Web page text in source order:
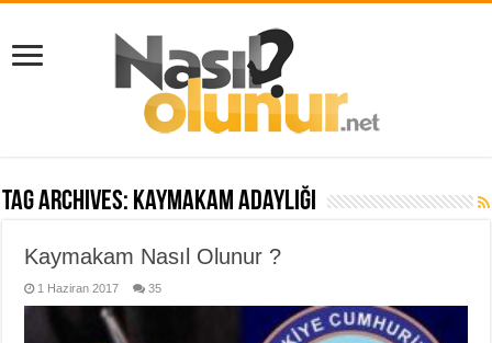
Tag Archives: kaymakam adaylığı
Kaymakam Nasıl Olunur ?
1 Haziran 2017 35